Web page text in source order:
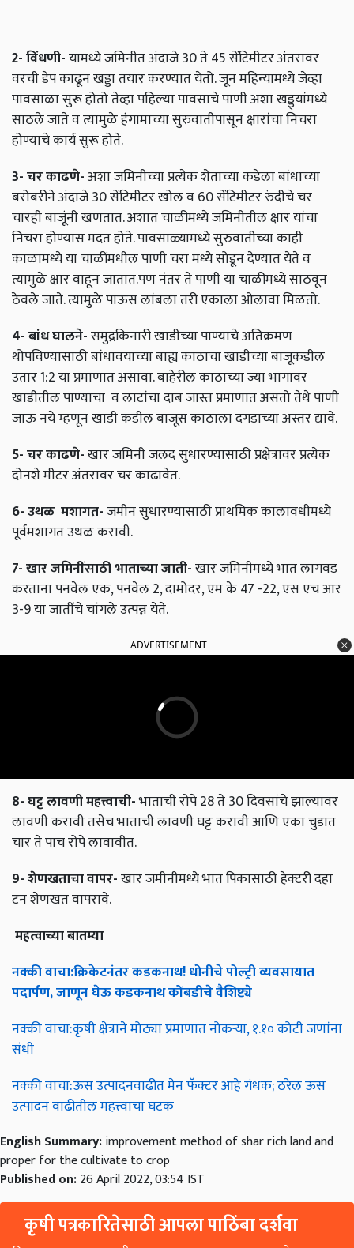
2-विंधणी-यामध्ये जमिनीत अंदाजे 30 ते 45 सेंटिमीटर अंतरावर
वरची डेप काढून खड्डा तयार करण्यात येतो. जून महिन्यामध्ये जेव्हा
पावसाळा सुरू होतो तेव्हा पहिल्या पावसाचे पाणी अशा खड्ड्यांमध्ये
साठले जाते व त्यामुळे हंगामाच्या सुरुवातीपासून क्षारांचा निचरा
होण्याचे कार्य सुरू होते.
3-चरकाढणे-अशा जमिनीच्या प्रत्येक शेताच्या कडेला बांधाच्या
बरोबरीने अंदाजे 30 सेंटिमीटर खोल व 60 सेंटिमीटर रुंदीचे चर
चारही बाजूंनी खणतात. अशात चाळीमध्ये जमिनीतील क्षार यांचा
निचरा होण्यास मदत होते. पावसाळ्यामध्ये सुरुवातीच्या काही
काळामध्ये या चाळींमधील पाणी चरा मध्ये सोडून देण्यात येते व
त्यामुळे क्षार वाहून जातात.पण नंतर ते पाणी या चाळीमध्ये साठवून
ठेवले जाते. त्यामुळे पाऊस लांबला तरी एकाला ओलावा मिळतो.
4-बांधघालने-समुद्रकिनारी खाडीच्या पाण्याचे अतिक्रमण
थोपविण्यासाठी बांधावयाच्या बाह्य काठाचा खाडीच्या बाजूकडील
उतार 1:2 या प्रमाणात असावा. बाहेरील काठाच्या ज्या भागावर
खाडीतील पाण्याचा व लाटांचा दाब जास्त प्रमाणात असतो तेथे पाणी
जाऊ नये म्हणून खाडी कडील बाजूस काठाला दगडाच्या अस्तर द्यावे.
5-चरकाढणे-खार जमिनी जलद सुधारण्यासाठी प्रक्षेत्रावर प्रत्येक
दोनशे मीटर अंतरावर चर काढावेत.
6-उथळ मशागत-जमीन सुधारण्यासाठी प्राथमिक कालावधीमध्ये
पूर्वमशागत उथळ करावी.
7-खारजमिनींसाठीभाताच्याजाती-खार जमिनीमध्ये भात लागवड
करताना पनवेल एक, पनवेल 2, दामोदर, एम के 47 -22, एस एच आर
3-9 या जातींचे चांगले उत्पन्न येते.
ADVERTISEMENT
8-घट्टलावणीमहत्त्वाची-भाताची रोपे 28 ते 30 दिवसांचे झाल्यावर
लावणी करावी तसेच भाताची लावणी घट्ट करावी आणि एका चुडात
चार ते पाच रोपे लावावीत.
9-शेणखताचावापर-खार जमीनीमध्ये भात पिकासाठी हेक्‍टरी दहा
टन शेणखत वापरावे.
महत्वाच्याबातम्या
नक्कीवाचा:क्रिकेटनंतरकडकनाथ!धोनीचेपोल्ट्रीव्यवसायात
पदार्पण,जाणूनघेऊकडकनाथकोंबडीचेवैशिष्ट्ये
नक्की वाचा:कृषी क्षेत्राने मोठ्या प्रमाणात नोकऱ्या, १.१० कोटी जणांना
संधी
नक्की वाचा:ऊस उत्पादनवाढीत मेन फॅक्टर आहे गंधक; ठरेल ऊस
उत्पादन वाढीतील महत्त्वाचा घटक
English Summary:improvement method of shar rich land and
proper for the cultivate to crop
Published on:26 April 2022, 03:54 IST
कृषी पत्रकारितेसाठी आपला पाठिंबा दर्शवा